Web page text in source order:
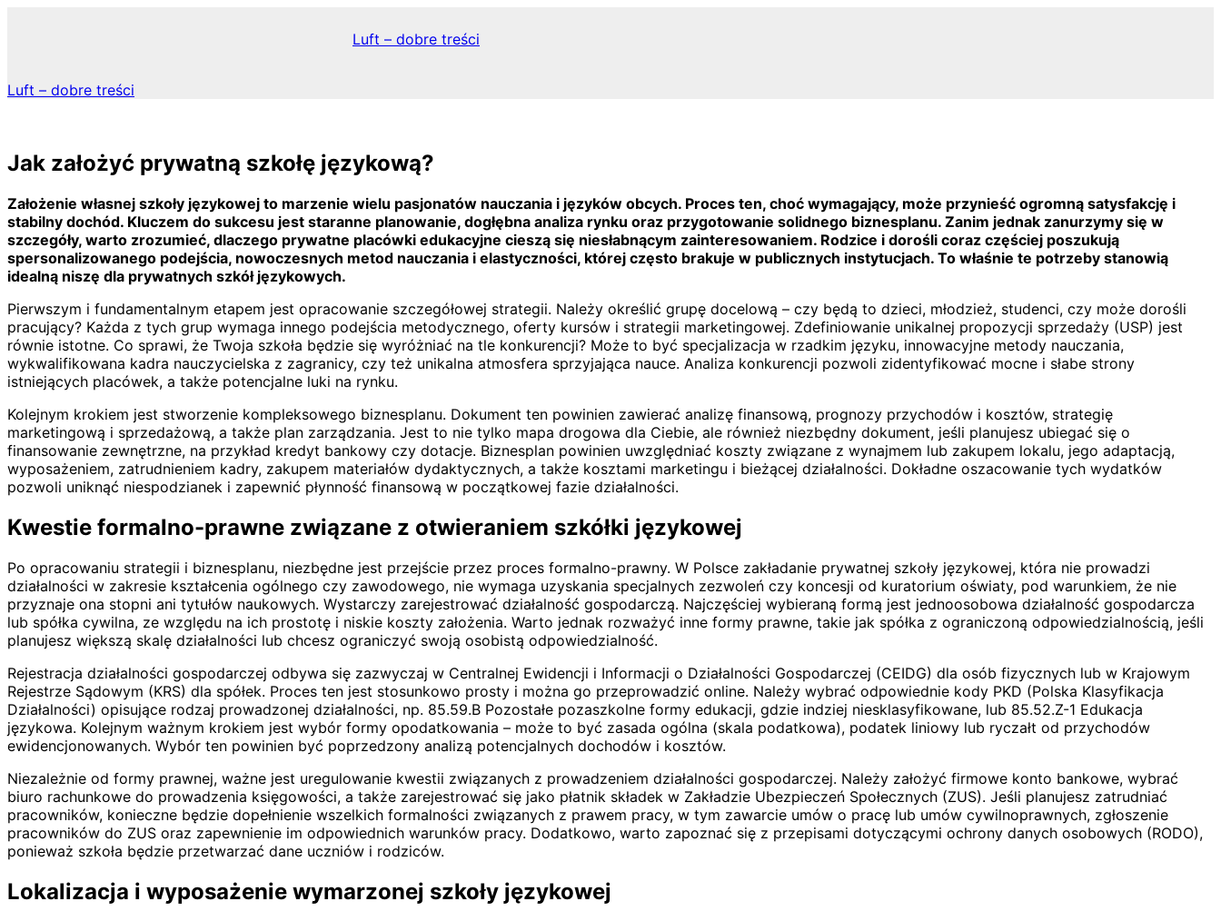
Luft – dobre treści
Luft – dobre treści
Jak założyć prywatną szkołę językową?
Założenie własnej szkoły językowej to marzenie wielu pasjonatów nauczania i języków obcych. Proces ten, choć wymagający, może przynieść ogromną satysfakcję i
stabilny dochód. Kluczem do sukcesu jest staranne planowanie, dogłębna analiza rynku oraz przygotowanie solidnego biznesplanu. Zanim jednak zanurzymy się w
szczegóły, warto zrozumieć, dlaczego prywatne placówki edukacyjne cieszą się niesłabnącym zainteresowaniem. Rodzice i dorośli coraz częściej poszukują
spersonalizowanego podejścia, nowoczesnych metod nauczania i elastyczności, której często brakuje w publicznych instytucjach. To właśnie te potrzeby stanowią
idealną niszę dla prywatnych szkół językowych.
Pierwszym i fundamentalnym etapem jest opracowanie szczegółowej strategii. Należy określić grupę docelową – czy będą to dzieci, młodzież, studenci, czy może dorośli
pracujący? Każda z tych grup wymaga innego podejścia metodycznego, oferty kursów i strategii marketingowej. Zdefiniowanie unikalnej propozycji sprzedaży (USP) jest
równie istotne. Co sprawi, że Twoja szkoła będzie się wyróżniać na tle konkurencji? Może to być specjalizacja w rzadkim języku, innowacyjne metody nauczania,
wykwalifikowana kadra nauczycielska z zagranicy, czy też unikalna atmosfera sprzyjająca nauce. Analiza konkurencji pozwoli zidentyfikować mocne i słabe strony
istniejących placówek, a także potencjalne luki na rynku.
Kolejnym krokiem jest stworzenie kompleksowego biznesplanu. Dokument ten powinien zawierać analizę finansową, prognozy przychodów i kosztów, strategię
marketingową i sprzedażową, a także plan zarządzania. Jest to nie tylko mapa drogowa dla Ciebie, ale również niezbędny dokument, jeśli planujesz ubiegać się o
finansowanie zewnętrzne, na przykład kredyt bankowy czy dotacje. Biznesplan powinien uwzględniać koszty związane z wynajmem lub zakupem lokalu, jego adaptacją,
wyposażeniem, zatrudnieniem kadry, zakupem materiałów dydaktycznych, a także kosztami marketingu i bieżącej działalności. Dokładne oszacowanie tych wydatków
pozwoli uniknąć niespodzianek i zapewnić płynność finansową w początkowej fazie działalności.
Kwestie formalno-prawne związane z otwieraniem szkółki językowej
Po opracowaniu strategii i biznesplanu, niezbędne jest przejście przez proces formalno-prawny. W Polsce zakładanie prywatnej szkoły językowej, która nie prowadzi
działalności w zakresie kształcenia ogólnego czy zawodowego, nie wymaga uzyskania specjalnych zezwoleń czy koncesji od kuratorium oświaty, pod warunkiem, że nie
przyznaje ona stopni ani tytułów naukowych. Wystarczy zarejestrować działalność gospodarczą. Najczęściej wybieraną formą jest jednoosobowa działalność gospodarcza
lub spółka cywilna, ze względu na ich prostotę i niskie koszty założenia. Warto jednak rozważyć inne formy prawne, takie jak spółka z ograniczoną odpowiedzialnością, jeśli
planujesz większą skalę działalności lub chcesz ograniczyć swoją osobistą odpowiedzialność.
Rejestracja działalności gospodarczej odbywa się zazwyczaj w Centralnej Ewidencji i Informacji o Działalności Gospodarczej (CEIDG) dla osób fizycznych lub w Krajowym
Rejestrze Sądowym (KRS) dla spółek. Proces ten jest stosunkowo prosty i można go przeprowadzić online. Należy wybrać odpowiednie kody PKD (Polska Klasyfikacja
Działalności) opisujące rodzaj prowadzonej działalności, np. 85.59.B Pozostałe pozaszkolne formy edukacji, gdzie indziej niesklasyfikowane, lub 85.52.Z-1 Edukacja
językowa. Kolejnym ważnym krokiem jest wybór formy opodatkowania – może to być zasada ogólna (skala podatkowa), podatek liniowy lub ryczałt od przychodów
ewidencjonowanych. Wybór ten powinien być poprzedzony analizą potencjalnych dochodów i kosztów.
Niezależnie od formy prawnej, ważne jest uregulowanie kwestii związanych z prowadzeniem działalności gospodarczej. Należy założyć firmowe konto bankowe, wybrać
biuro rachunkowe do prowadzenia księgowości, a także zarejestrować się jako płatnik składek w Zakładzie Ubezpieczeń Społecznych (ZUS). Jeśli planujesz zatrudniać
pracowników, konieczne będzie dopełnienie wszelkich formalności związanych z prawem pracy, w tym zawarcie umów o pracę lub umów cywilnoprawnych, zgłoszenie
pracowników do ZUS oraz zapewnienie im odpowiednich warunków pracy. Dodatkowo, warto zapoznać się z przepisami dotyczącymi ochrony danych osobowych (RODO),
ponieważ szkoła będzie przetwarzać dane uczniów i rodziców.
Lokalizacja i wyposażenie wymarzonej szkoły językowej